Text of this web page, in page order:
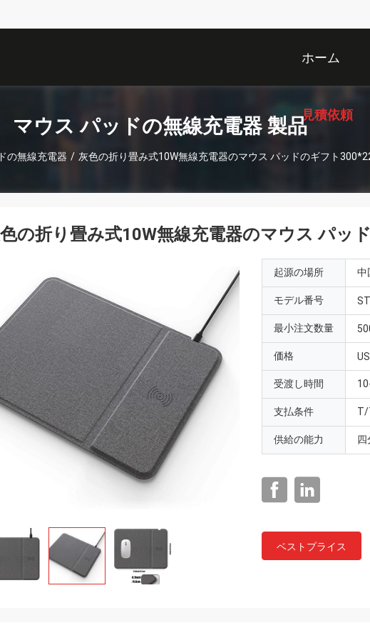
ホーム
見積依頼
マウス パッドの無線充電器 製品
の無線充電器 / 灰色の折り畳み式10W無線充電器のマウス パッドのギフト
の折り畳み式10W無線充電器のマウス パッ
起源の場所 中
モデル番号
最小注文数量
価格
受渡し時間
支払条件 T/
供給の能力 四
ベストプライス